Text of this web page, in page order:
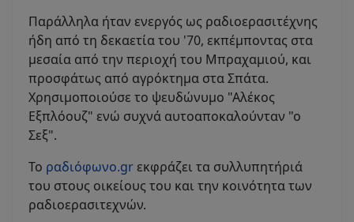
Παράλληλα ήταν ενεργός ως ραδιοερασιτέχνης
ήδη από τη δεκαετία του '70, εκπέμποντας στα
μεσαία από την περιοχή του Μπραχαμιού, και
προσφάτως από αγρόκτημα στα Σπάτα.
Χρησιμοποιούσε το ψευδώνυμο "Αλέκος
Εξπλόουζ" ενώ συχνά αυτοαποκαλούνταν "ο
Σεξ".
Το ραδιόφωνο.grεκφράζει τα συλλυπητήριά
του στους οικείους του και την κοινότητα των
ραδιοερασιτεχνών.